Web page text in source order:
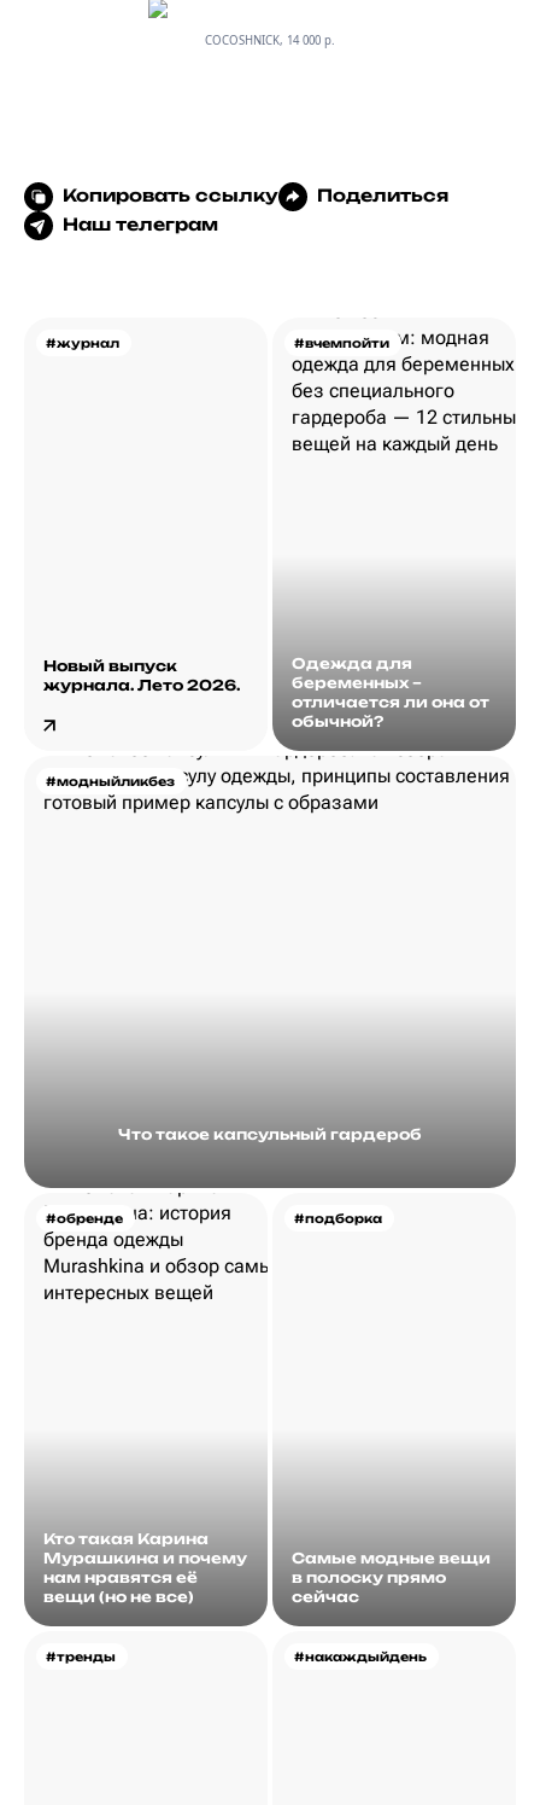
COCOSHNICK, 14 000 р.
Копировать ссылку
Поделиться
Наш телеграм
#журнал
Новый выпуск
журнала. Лето 2026.
#вчемпойти
Одежда для
беременных –
отличается ли она от
обычной?
#модныйликбез
Что такое капсульный гардероб
#обренде
Кто такая Карина
Мурашкина и почему
нам нравятся её
вещи (но не все)
#подборка
Самые модные вещи
в полоску прямо
сейчас
#тренды #накаждыйдень